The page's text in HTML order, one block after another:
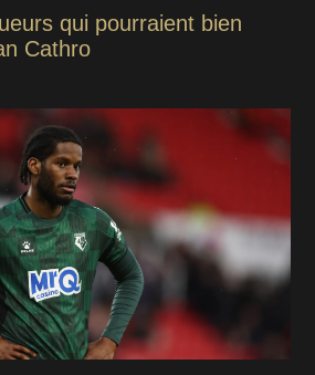
qui pourraient bien
Cathro